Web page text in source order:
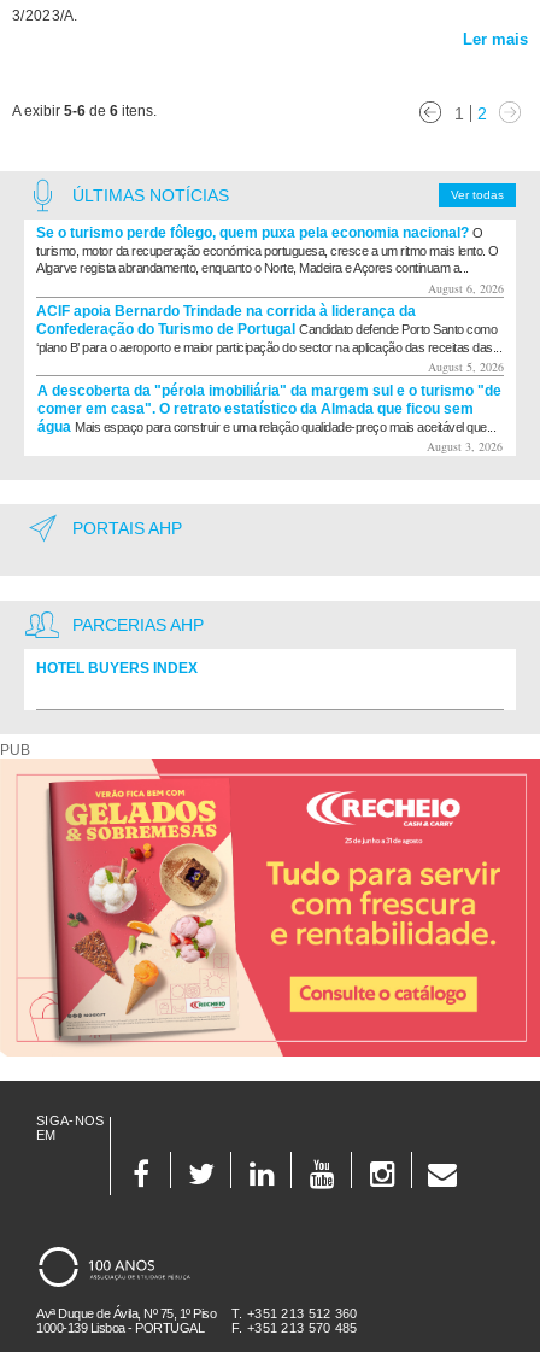
3/2023/A.
Ler mais
A exibir 5-6 de 6 itens. 1 2
Ver todas
ÚLTIMAS NOTÍCIAS
Se o turismo perde fôlego, quem puxa pela economia nacional? O
turismo, motor da recuperação económica portuguesa, cresce a um ritmo mais lento. O
Algarve regista abrandamento, enquanto o Norte, Madeira e Açores continuam a...
August 6, 2026
ACIF apoia Bernardo Trindade na corrida à liderança da
Confederação do Turismo de Portugal Candidato defende Porto Santo como
‘plano B’ para o aeroporto e maior participação do sector na aplicação das receitas das...
August 5, 2026
A descoberta da "pérola imobiliária" da margem sul e o turismo "de
comer em casa". O retrato estatístico da Almada que ficou sem
água Mais espaço para construir e uma relação qualidade-preço mais aceitável que...
August 3, 2026
PORTAIS AHP
PARCERIAS AHP
HOTEL BUYERS INDEX
PUB
SIGA-NOS
EM
Avª Duque de Ávila, Nº 75, 1º Piso
1000-139 Lisboa - PORTUGAL
T. +351 213 512 360
F. +351 213 570 485